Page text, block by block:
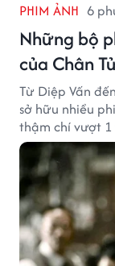
PHIM ẢNH 6
Những bộ
của Chân
Từ Diệp Vấn
sở hữu nhiều
thậm chí vượt 1